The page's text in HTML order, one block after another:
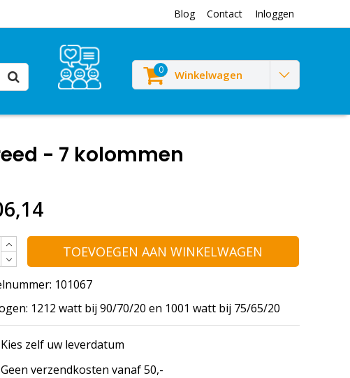
Blog Contact Inloggen
0 Winkelwagen
- 7 kolommen
TOEVOEGEN AAN WINKELWAGEN
101067
1212 watt bij 90/70/20 en 1001 watt bij 75/65/20
Kies zelf uw leverdatum
Geen verzendkosten vanaf 50,-